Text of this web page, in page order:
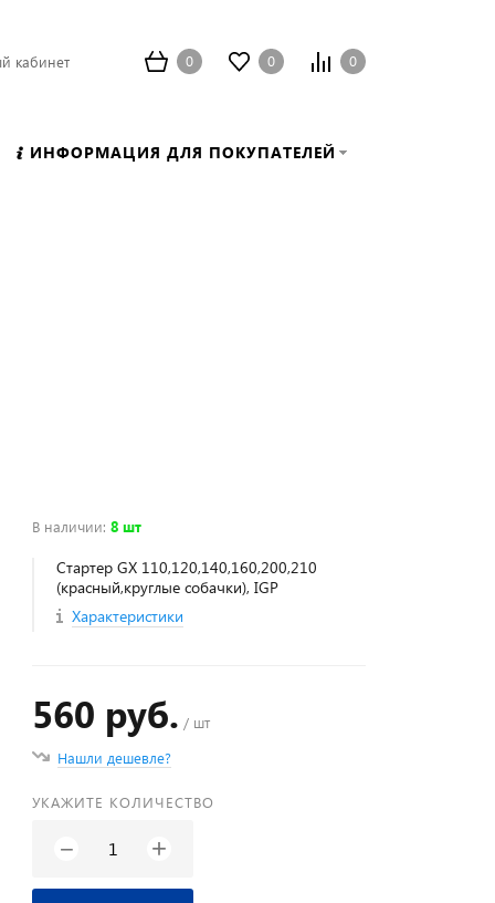
кабинет 0 0 0
ИНФОРМАЦИЯ ДЛЯ ПОКУПАТЕЛЕЙ
В наличии:8 шт
Стартер GX 110,120,140,160,200,210
(красный,круглые собачки), IGP
Характеристики
560 руб. / шт
Нашли дешевле?
УКАЖИТЕ КОЛИЧЕСТВО
− +